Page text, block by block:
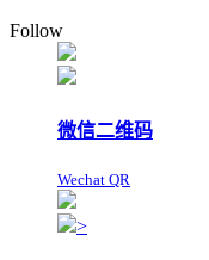
Follow
微信二维码
Wechat QR
>